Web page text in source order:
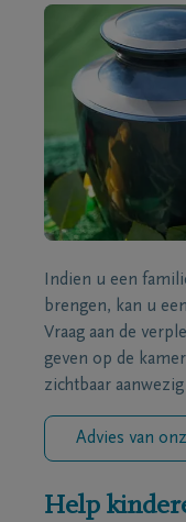
Indien u een
brengen, kan u
Vraag aan de
geven op de
zichtbaar aanwezig
Advies van
Help